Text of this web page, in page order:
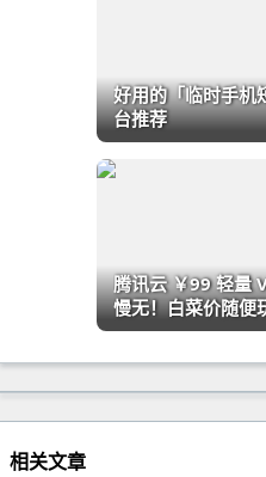
好用的「临时手机
台推荐
腾讯云 ￥99 轻量
慢无！白菜价随便
相关文章